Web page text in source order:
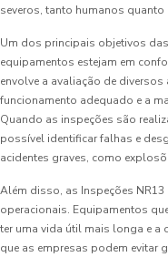
severos, tanto humanos quanto
Um dos principais objetivos
equipamentos estejam em
envolve a avaliação de
funcionamento adequado e a
Quando as inspeções são
possível identificar falhas e
acidentes graves, como
Além disso, as Inspeções
operacionais. Equipamentos
ter uma vida útil mais longa e a
que as empresas podem evitar